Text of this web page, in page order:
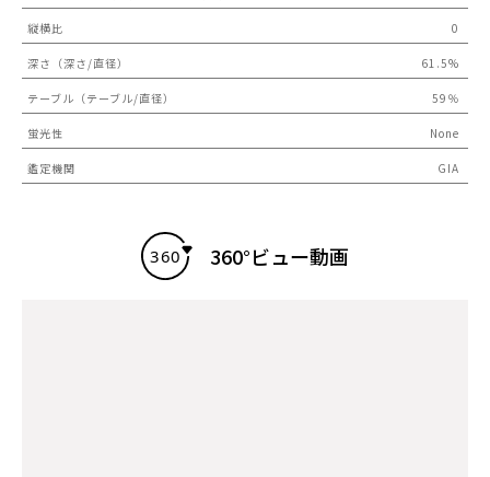
縦横比 0
深さ（深さ/直径） 61.5%
テーブル（テーブル/直径） 59％
蛍光性 None
鑑定機関 GIA
360°ビュー動画